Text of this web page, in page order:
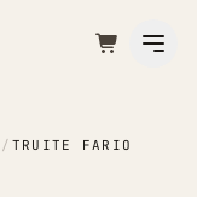
/ TRUITE FARIO